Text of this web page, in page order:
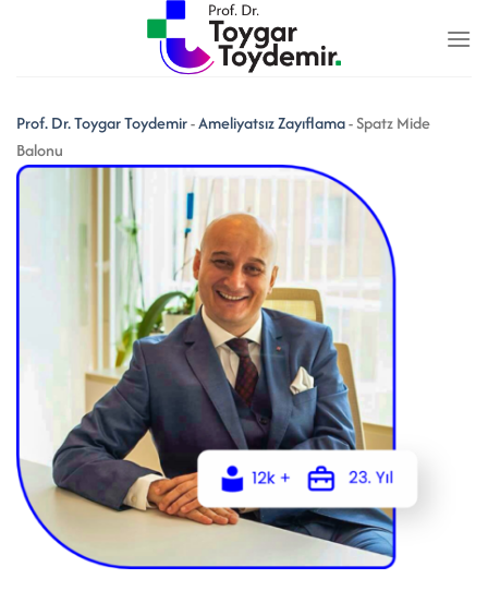
Prof. Dr. Toygar Toydemir-Ameliyatsız Zayıflama-Spatz Mide
Balonu